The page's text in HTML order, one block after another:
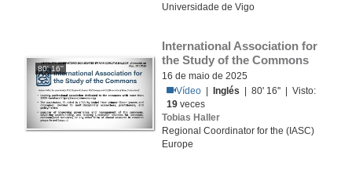
Universidade de Vigo
80' 16''
International Association for
the Study of the Commons
16 de maio de 2025
Vídeo
Inglés | 80' 16'' | Visto:
19 veces
Tobias Haller
Regional Coordinator for the (IASC)
Europe